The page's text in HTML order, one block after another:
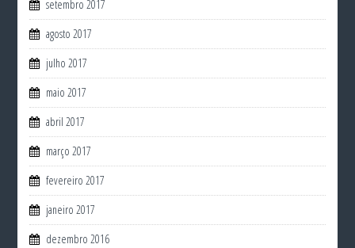
setembro 2017
agosto 2017
julho 2017
maio 2017
abril 2017
março 2017
fevereiro 2017
janeiro 2017
dezembro 2016